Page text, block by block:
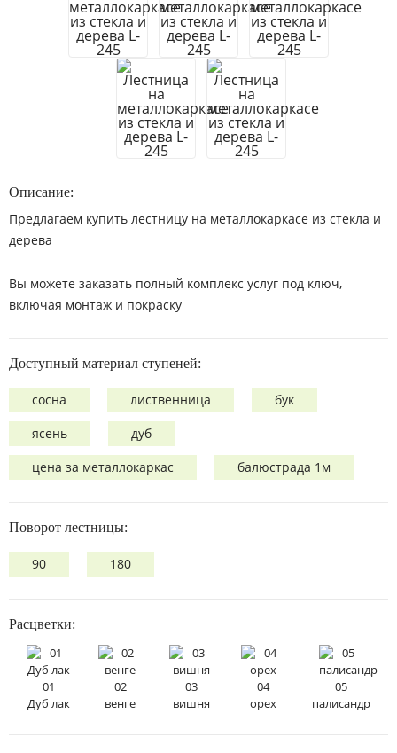
Описание:
Предлагаем купить лестницу на металлокаркасе из стекла и
дерева
Вы можете заказать полный комплекс услуг под ключ,
включая монтаж и покраску
Доступный материал ступеней:
сосна лиственница
бук
ясень
дуб
цена за металлокаркас
балюстрада 1м
Поворот лестницы:
90 180
Расцветки:
01
Дуб лак
02
венге
03
вишня
04
орех
05
палисандр